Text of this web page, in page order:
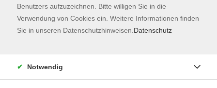
Impressum
AGB
Datenschutzerklärung
Benutzers aufzuzeichnen. Bitte willigen Sie in die
Verwendung von Cookies ein. Weitere Informationen finden
Sie in unseren Datenschutzhinweisen. Datenschutz
Notwendig